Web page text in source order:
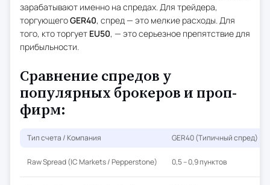
зарабатывают именно на спредах. Для трейдера,
торгующегоGER40, спред — это мелкие расходы. Для
того, кто торгует EU50, — это серьезное препятствие для
прибыльности.
Сравнение спредов у
популярных брокеров и проп-
фирм:
Тип счета / Компания GER40 (Типичный спред)
Raw Spread (IC Markets / Pepperstone) 0,5 – 0,9 пунктов